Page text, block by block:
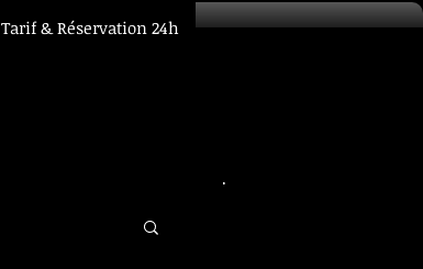
Tarif & Réservation 24h